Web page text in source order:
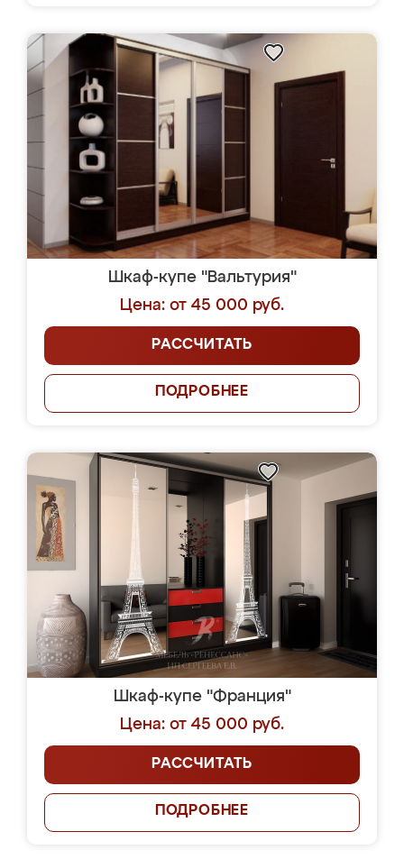
Шкаф-купе "Вальтурия"
Цена: от 45 000 руб.
РАССЧИТАТЬ
ПОДРОБНЕЕ
Шкаф-купе "Франция"
Цена: от 45 000 руб.
РАССЧИТАТЬ
ПОДРОБНЕЕ